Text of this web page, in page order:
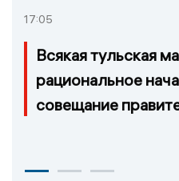
17:05
Всякая тульская
рациональное
совещание